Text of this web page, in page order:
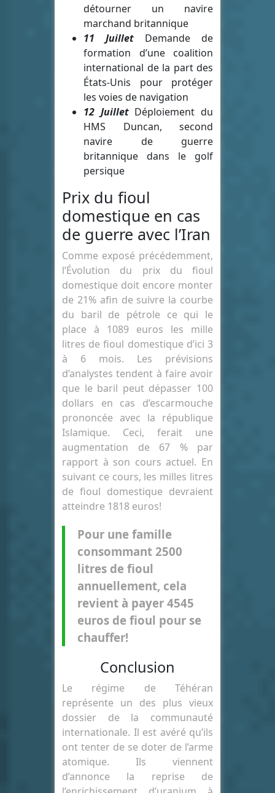
détourner un navire
marchand britannique
11 Juillet Demande de
formation d’une coalition
international de la part des
États-Unis pour protéger
les voies de navigation
12 Juillet Déploiement du
HMS Duncan, second
navire de guerre
britannique dans le golf
persique
Prix du fioul
domestique en cas
de guerre avec l’Iran
Comme exposé précédemment,
l’Évolution du prix du fioul
domestique doit encore monter
de 21% afin de suivre la courbe
du baril de pétrole ce qui le
place à 1089 euros les mille
litres de fioul domestique d’ici 3
à 6 mois. Les prévisions
d’analystes tendent à faire avoir
que le baril peut dépasser 100
dollars en cas d’escarmouche
prononcée avec la république
Islamique. Ceci, ferait une
augmentation de 67 % par
rapport à son cours actuel. En
suivant ce cours, les milles litres
de fioul domestique devraient
atteindre 1818 euros!
Pour une famille
consommant 2500
litres de fioul
annuellement, cela
revient à payer 4545
euros de fioul pour se
chauffer!
Conclusion
Le régime de Téhéran
représente un des plus vieux
dossier de la communauté
internationale. Il est avéré qu’ils
ont tenter de se doter de l’arme
atomique. Ils viennent
d’annonce la reprise de